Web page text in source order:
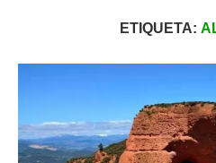
ETIQUETA: